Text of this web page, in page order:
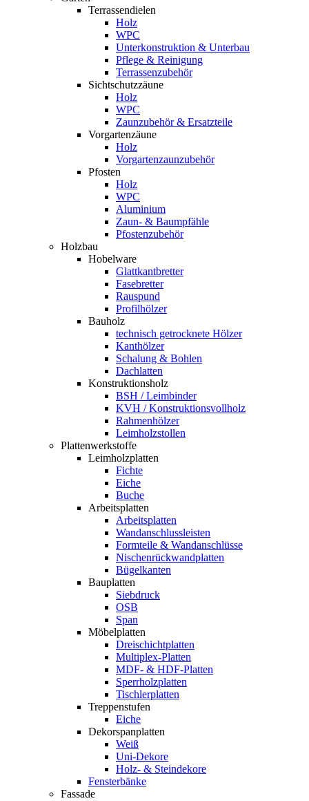
Terrassendielen
Holz
WPC
Unterkonstruktion & Unterbau
Pflege & Reinigung
Terrassenzubehör
Sichtschutzzäune
Holz
WPC
Zaunzubehör & Ersatzteile
Vorgartenzäune
Holz
Vorgartenzaunzubehör
Pfosten
Holz
WPC
Aluminium
Zaun- & Baumpfähle
Pfostenzubehör
Holzbau
Hobelware
Glattkantbretter
Fasebretter
Rauspund
Profilhölzer
Bauholz
technisch getrocknete Hölzer
Kanthölzer
Schalung & Bohlen
Dachlatten
Konstruktionsholz
BSH / Leimbinder
KVH / Konstruktionsvollholz
Rahmenhölzer
Leimholzstollen
Plattenwerkstoffe
Leimholzplatten
Fichte
Eiche
Buche
Arbeitsplatten
Arbeitsplatten
Wandanschlussleisten
Formteile & Wandanschlüsse
Nischenrückwandplatten
Bügelkanten
Bauplatten
Siebdruck
OSB
Span
Möbelplatten
Dreischichtplatten
Multiplex-Platten
MDF- & HDF-Platten
Sperrholzplatten
Tischlerplatten
Treppenstufen
Eiche
Dekorspanplatten
Weiß
Uni-Dekore
Holz- & Steindekore
Fensterbänke
Fassade